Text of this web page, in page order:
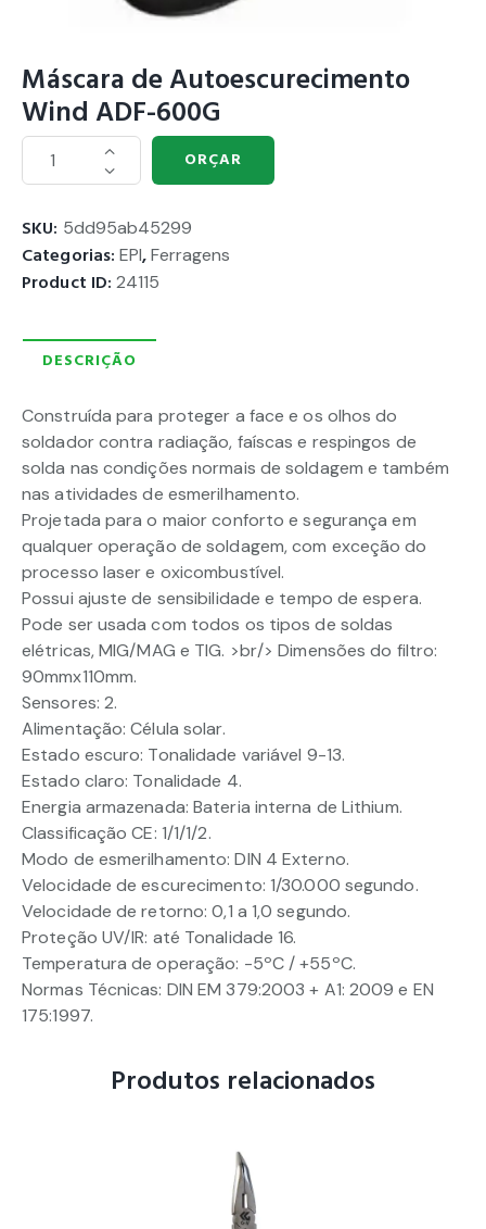
Máscara de Autoescurecimento
Wind ADF-600G
ORÇAR
SKU: 5dd95ab45299
Categorias:EPI,Ferragens
Product ID:24115
DESCRIÇÃO
Construída para proteger a face e os olhos do
soldador contra radiação, faíscas e respingos de
solda nas condições normais de soldagem e também
nas atividades de esmerilhamento.
Projetada para o maior conforto e segurança em
qualquer operação de soldagem, com exceção do
processo laser e oxicombustível.
Possui ajuste de sensibilidade e tempo de espera.
Pode ser usada com todos os tipos de soldas
elétricas, MIG/MAG e TIG. >br/> Dimensões do filtro:
90mmx110mm.
Sensores: 2.
Alimentação: Célula solar.
Estado escuro: Tonalidade variável 9-13.
Estado claro: Tonalidade 4.
Energia armazenada: Bateria interna de Lithium.
Classificação CE: 1/1/1/2.
Modo de esmerilhamento: DIN 4 Externo.
Velocidade de escurecimento: 1/30.000 segundo.
Velocidade de retorno: 0,1 a 1,0 segundo.
Proteção UV/IR: até Tonalidade 16.
Temperatura de operação: -5ºC / +55ºC.
Normas Técnicas: DIN EM 379:2003 + A1: 2009 e EN
175:1997.
Produtos relacionados